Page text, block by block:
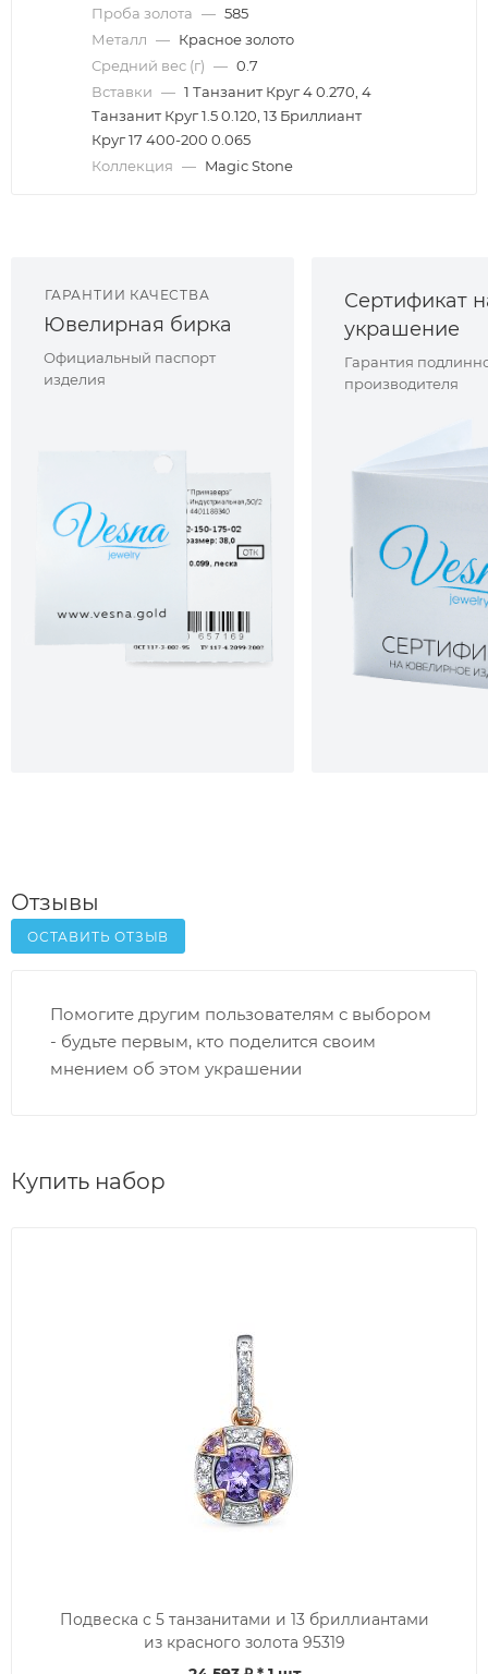
Проба золота — 585
Металл — Красное золото
Средний вес (г) — 0.7
Вставки — 1 Танзанит Круг 4 0.270, 4
Танзанит Круг 1.5 0.120, 13 Бриллиант
Круг 17 400-200 0.065
Коллекция — Magic Stone
ГАРАНТИИ КАЧЕСТВА
Ювелирная бирка
Официальный паспорт
изделия
Сертификат
украшение
Гарантия
производителя
Отзывы
ОСТАВИТЬ ОТЗЫВ
Помогите другим пользователям с выбором
- будьте первым, кто поделится своим
мнением об этом украшении
Купить набор
Подвеска с 5 танзанитами и 13 бриллиантами
из красного золота 95319